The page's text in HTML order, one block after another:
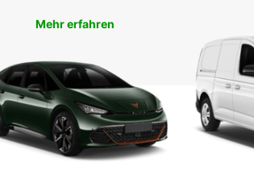
Mehr erfahren